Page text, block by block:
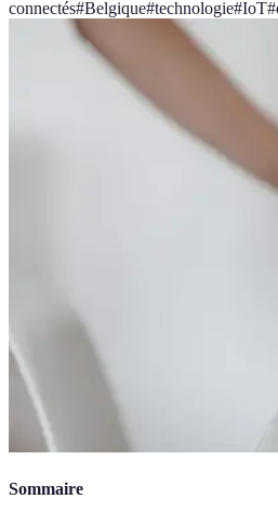
connectés#Belgique#technologie#IoT#
Sommaire